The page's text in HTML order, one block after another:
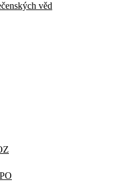
věd